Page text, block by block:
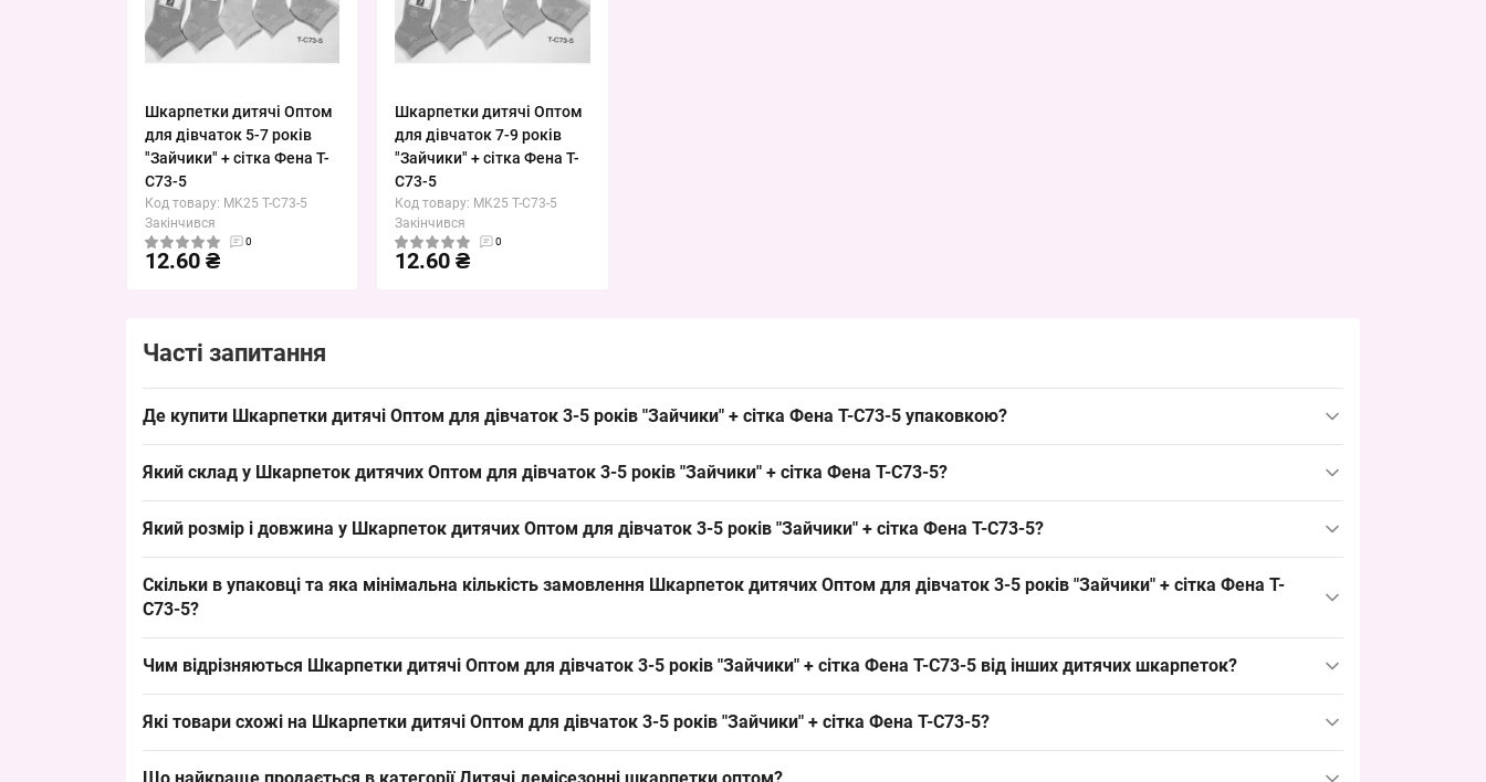
Шкарпетки дитячі Оптом
для дівчаток 5-7 років
"Зайчики" + сітка Фена T-
C73-5
Код товару: MK25 T-C73-5
Закінчився
0
12.60 ₴
Шкарпетки дитячі Оптом
для дівчаток 7-9 років
"Зайчики" + сітка Фена T-
C73-5
Код товару: MK25 T-C73-5
Закінчився
0
12.60 ₴
Часті запитання
Де купити Шкарпетки дитячі Оптом для дівчаток 3-5 років "Зайчики" + сітка Фена T-C73-5 упаковкою?
формат, який швидко розходиться і зручно викладати на прилавку, забезпечуючи стабільний попит у сезоні.
Який склад у Шкарпеток дитячих Оптом для дівчаток 3-5 років "Зайчики" + сітка Фена T-C73-5?
відповідає сезонному попиту й зручно поповнювати асортимент магазину.
Який розмір і довжина у Шкарпеток дитячих Оптом для дівчаток 3-5 років "Зайчики" + сітка Фена T-C73-5?
дозволяє швидко реалізовувати товар у роздрібних точках і на ринку.
Скільки в упаковці та яка мінімальна кількість замовлення Шкарпеток дитячих Оптом для дівчаток 3-5 років "Зайчики" + сітка Фена T-
C73-5?
прилавкові набори і поповнювати асортимент магазинів та ринків.
Чим відрізняються Шкарпетки дитячі Оптом для дівчаток 3-5 років "Зайчики" + сітка Фена T-C73-5 від інших дитячих шкарпеток?
більш щільні або без сітки, з різною довжиною і матеріалами, а ця позиція розширює асортимент під літні запити і закриває базовий попит.
Які товари схожі на Шкарпетки дитячі Оптом для дівчаток 3-5 років "Зайчики" + сітка Фена T-C73-5?